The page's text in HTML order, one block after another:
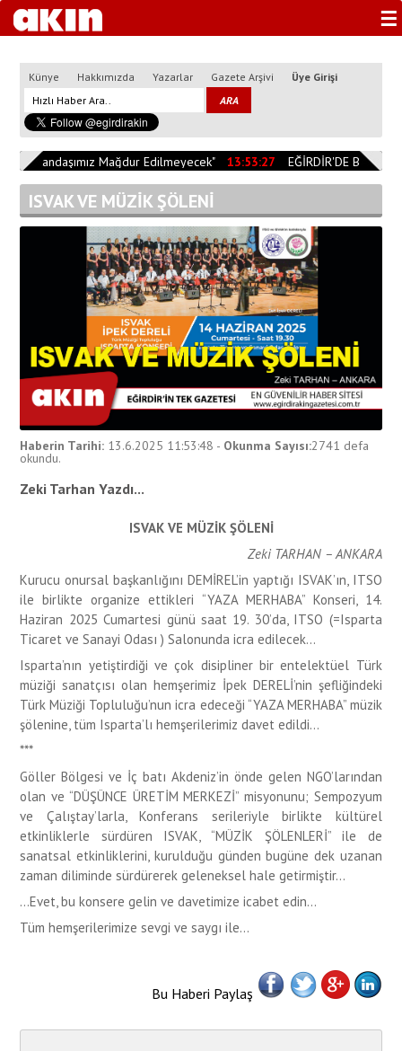
☰
Künye Hakkımızda Yazarlar Gazete Arşivi Üye Girişi
"Vatandaşımız Mağdur Edilmeyecek" 13:53:27 EĞİRDİR'DE
ISVAK VE MÜZİK ŞÖLENİ
Haberin Tarihi: 13.6.2025 11:53:48 - Okunma Sayısı:2741 defa
okundu.
Zeki Tarhan Yazdı...
ISVAK VE MÜZİK ŞÖLENİ
Zeki TARHAN – ANKARA
Kurucu onursal başkanlığını DEMİREL’in yaptığı ISVAK’ın, ITSO
ile birlikte organize ettikleri “YAZA MERHABA” Konseri, 14.
Haziran 2025 Cumartesi günü saat 19. 30’da, ITSO (=Isparta
Ticaret ve Sanayi Odası ) Salonunda icra edilecek…
Isparta’nın yetiştirdiği ve çok disipliner bir entelektüel Türk
müziği sanatçısı olan hemşerimiz İpek DERELİ’nin şefliğindeki
Türk Müziği Topluluğu’nun icra edeceği “YAZA MERHABA” müzik
şölenine, tüm Isparta’lı hemşerilerimiz davet edildi…
***
Göller Bölgesi ve İç batı Akdeniz’in önde gelen NGO’larından
olan ve “DÜŞÜNCE ÜRETİM MERKEZİ” misyonunu; Sempozyum
ve Çalıştay’larla, Konferans serileriyle birlikte kültürel
etkinliklerle sürdüren ISVAK, “MÜZİK ŞÖLENLERİ” ile de
sanatsal etkinliklerini, kurulduğu günden bugüne dek uzanan
zaman diliminde sürdürerek geleneksel hale getirmiştir…
…Evet, bu konsere gelin ve davetimize icabet edin…
Tüm hemşerilerimize sevgi ve saygı ile…
Bu Haberi Paylaş